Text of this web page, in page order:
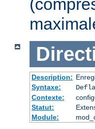
Description:
Syntaxe:
Contexte:
Statut:
Module: